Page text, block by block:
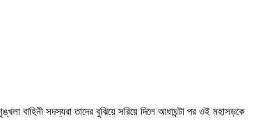
বাহিনী সদস্যরা তাদের বুঝিয়ে সরিয়ে দিলে আধাঘন্টা পর ওই মহাসড়কে